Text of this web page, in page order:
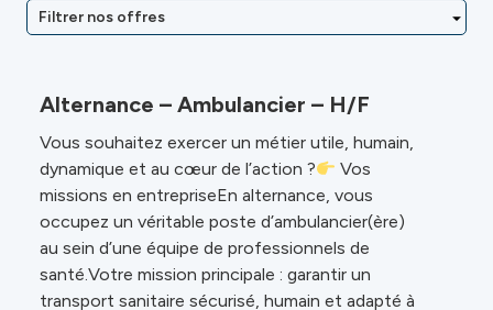
Filtrer nos offres
Alternance – Ambulancier – H/F
Vous souhaitez exercer un métier utile, humain,
dynamique et au cœur de l’action ?
Vos
missions en entrepriseEn alternance, vous
occupez un véritable poste d’ambulancier(ère)
au sein d’une équipe de professionnels de
santé.Votre mission principale : garantir un
transport sanitaire sécurisé, humain et adapté à